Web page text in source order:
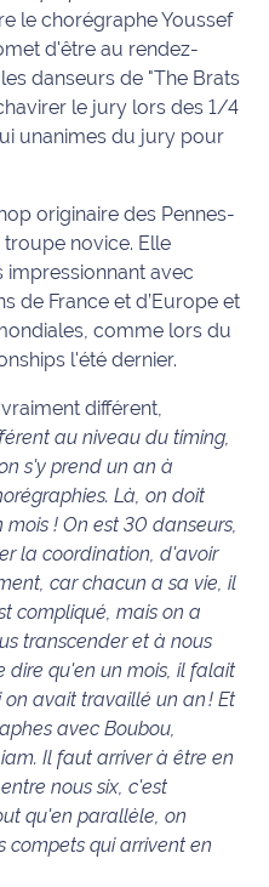
le chorégraphe Youssef
d'être au rendez-
danseurs de "The Brats
le jury lors des 1/4
unanimes du jury pour
originaire des Pennes-
novice. Elle
avec
de France et d’Europe et
comme lors du
l'été dernier.
différent,
au niveau du timing,
s'y prend un an à
Là, on doit
! On est 30 danseurs,
la coordination, d'avoir
car chacun a sa vie, il
compliqué, mais on a
transcender et à nous
dire qu'en un mois, il falait
avait travaillé un an ! Et
avec Boubou,
Il faut arriver à être en
nous six, c'est
qu'en parallèle, on
compets qui arrivent en